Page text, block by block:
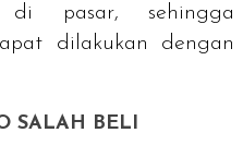
di pasar, sehingga
dilakukan dengan
SALAH BELI